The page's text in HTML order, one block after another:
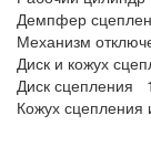
Демпфер
Механизм
Диск и кожух
Диск сцепления
Кожух